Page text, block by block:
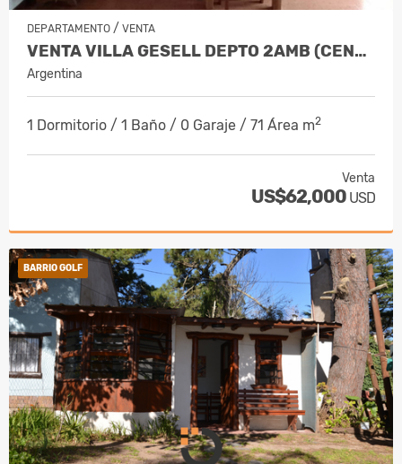
DEPARTAMENTO / VENTA
VENTA VILLA GESELL DEPTO 2AMB (CENTRO)
Argentina
1 Dormitorio / 1 Baño / 0 Garaje / 71 Área m2
Venta
US$62,000 USD
BARRIO GOLF